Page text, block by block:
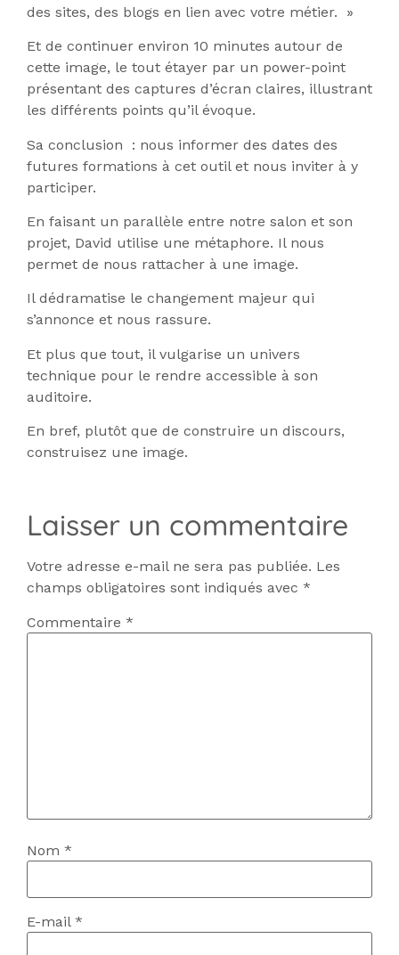
des sites, des blogs en lien avec votre métier. »
Et de continuer environ 10 minutes autour de
cette image, le tout étayer par un power-point
présentant des captures d’écran claires, illustrant
les différents points qu’il évoque.
Sa conclusion : nous informer des dates des
futures formations à cet outil et nous inviter à y
participer.
En faisant un parallèle entre notre salon et son
projet, David utilise une métaphore. Il nous
permet de nous rattacher à une image.
Il dédramatise le changement majeur qui
s’annonce et nous rassure.
Et plus que tout, il vulgarise un univers
technique pour le rendre accessible à son
auditoire.
En bref, plutôt que de construire un discours,
construisez une image.
Laisser un commentaire
Votre adresse e-mail ne sera pas publiée. Les
champs obligatoires sont indiqués avec *
Commentaire *
Nom *
E-mail *